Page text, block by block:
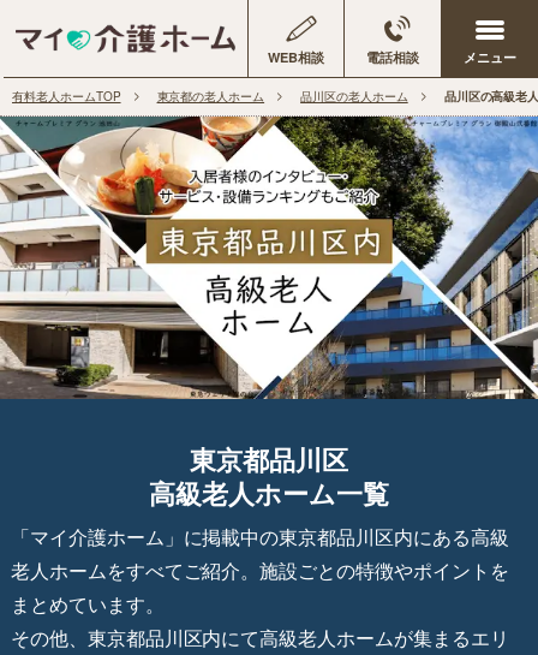
WEB相談 電話相談
有料老人ホームTOP 東京都の老人ホーム 品川区の老人ホーム 品川区の高級老
東京都品川区
高級老人ホーム一覧
「マイ介護ホーム」に掲載中の東京都品川区内にある高級
老人ホームをすべてご紹介。施設ごとの特徴やポイントを
まとめています。
その他、東京都品川区内にて高級老人ホームが集まるエリ